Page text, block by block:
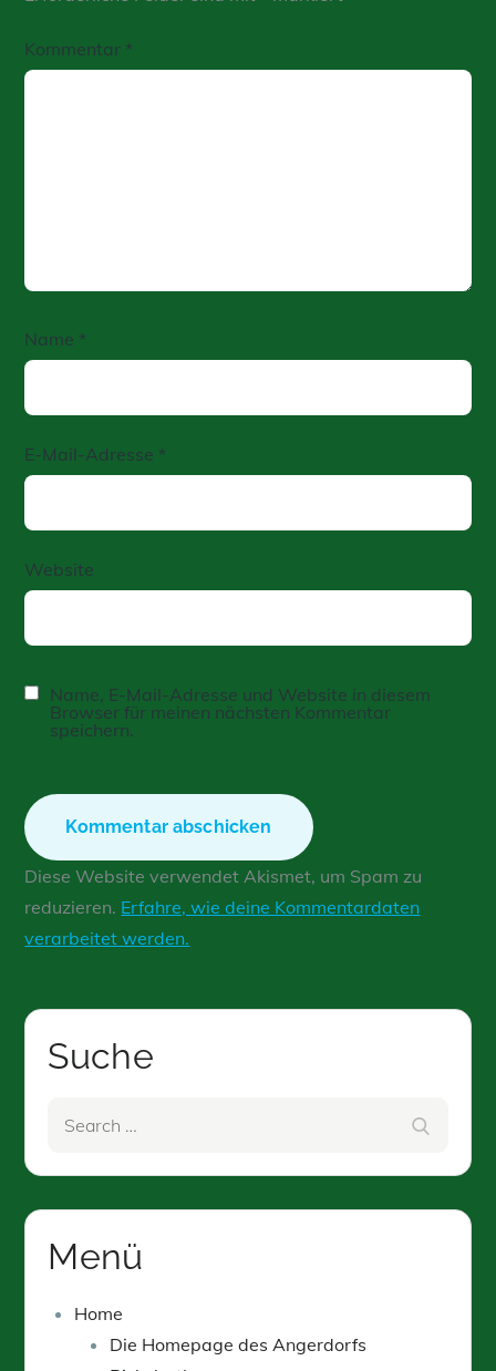
Kommentar *
Name *
E-Mail-Adresse *
Website
Name, E-Mail-Adresse und Website in diesem
Browser für meinen nächsten Kommentar
speichern.
Diese Website verwendet Akismet, um Spam zu
reduzieren. Erfahre, wie deine Kommentardaten
verarbeitet werden.
Suche
Menü
Home
Die Homepage des Angerdorfs